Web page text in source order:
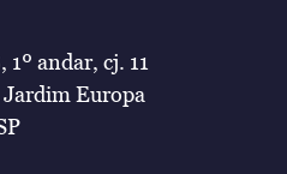
andar, cj. 11
Europa